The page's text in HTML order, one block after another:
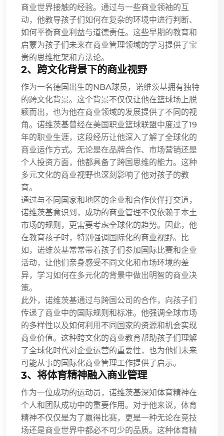
商业世界接触的经验。通过与一些商业领袖的互
动，他教导孩子们如何在复杂的环境中进行判断、
如何平衡商业利益与道德责任。这些早期的教育和
启蒙为孩子们未来在商业管理领域的学习提供了宝
贵的思维框架和方法论。
2、跨文化背景下的商业视野
作为一名德国出生的NBA球员，诺维茨基拥有独特
的跨文化背景。这个背景不仅仅让他在篮球场上脱
颖而出，也为他在商业领域的发展提供了不同的视
角。诺维茨基曾经在美国职业篮球联盟中度过了19
年的职业生涯，这段经历让他深入了解了全球化的
商业运作方式。无论是在品牌合作、市场营销还是
个人投资方面，他都具备了跨国思维的能力。这种
多元文化的商业视野也深刻影响了他对孩子的教
育。
通过与不同国家和地区的企业和合作伙伴打交道，
诺维茨基意识到，成功的商业管理不仅依赖于本土
市场的规则，更需要考虑全球化的趋势。因此，他
在教育孩子时，特别强调国际化的商业视野。比
如，诺维茨基常常带着孩子们参加国际比赛和企业
活动，让他们亲身感受不同文化和市场环境的差
异，学习如何在多元化的背景中做出明智的商业决
策。
此外，诺维茨基通过与跨国公司的合作，向孩子们
传递了商业中的国际规则和标准。他强调全球市场
的多样性以及如何利用不同国家的资源和机会实现
商业价值。这种跨文化的商业教育帮助孩子们理解
了全球化时代对企业运营的重要性，也为他们未来
可能从事的国际化商业管理工作提供了启示。
3、将体育精神融入商业管理
作为一位成功的运动员，诺维茨基深知体育精神在
个人和团队成功中的重要作用。对于他来说，体育
精神不仅仅是为了赢得比赛，更是一种无论在竞技
场还是商业世界中都必不可少的品质。这种体育精